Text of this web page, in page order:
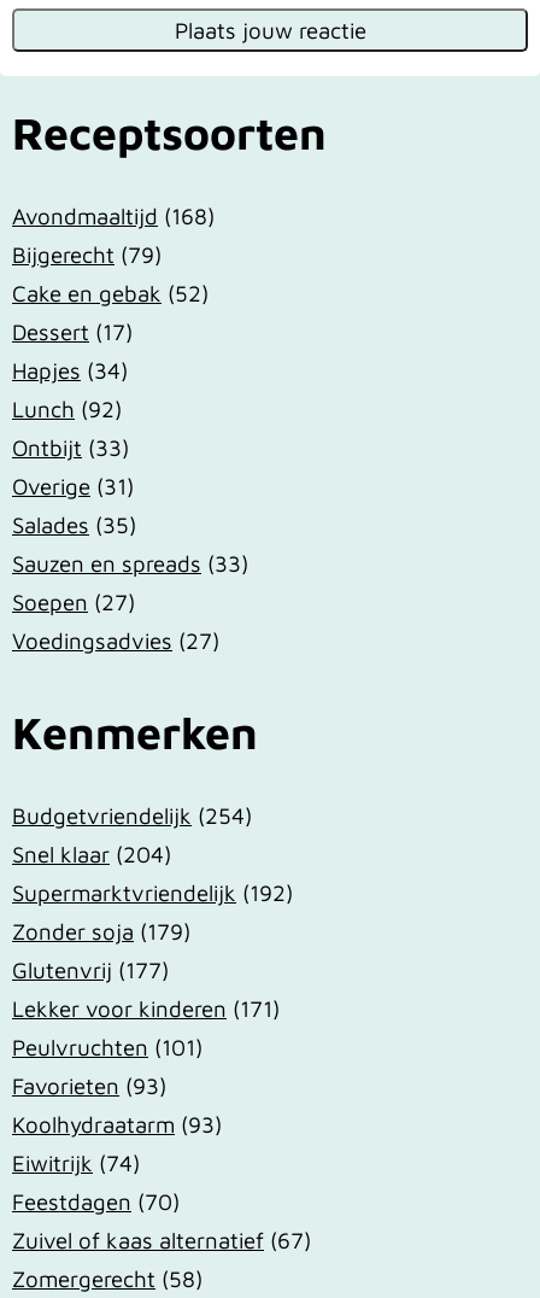
Receptsoorten
Avondmaaltijd (168)
Bijgerecht (79)
Cake en gebak (52)
Dessert (17)
Hapjes (34)
Lunch (92)
Ontbijt (33)
Overige (31)
Salades (35)
Sauzen en spreads (33)
Soepen (27)
Voedingsadvies (27)
Kenmerken
Budgetvriendelijk (254)
Snel klaar (204)
Supermarktvriendelijk (192)
Zonder soja (179)
Glutenvrij (177)
Lekker voor kinderen (171)
Peulvruchten (101)
Favorieten (93)
Koolhydraatarm (93)
Eiwitrijk (74)
Feestdagen (70)
Zuivel of kaas alternatief (67)
Zomergerecht (58)